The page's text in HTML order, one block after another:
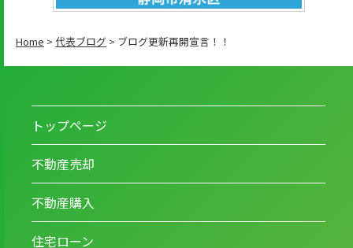
Home > 代表ブログ > ブログ更新再開宣言！！
トップページ
不動産売却
不動産購入
住宅ローン